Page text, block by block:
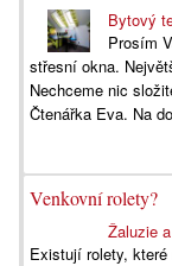
Bytový
Prosím
střesní okna.
Nechceme nic
Čtenářka Eva. Na
Venkovní rolety?
Žaluzie
Existují rolety,